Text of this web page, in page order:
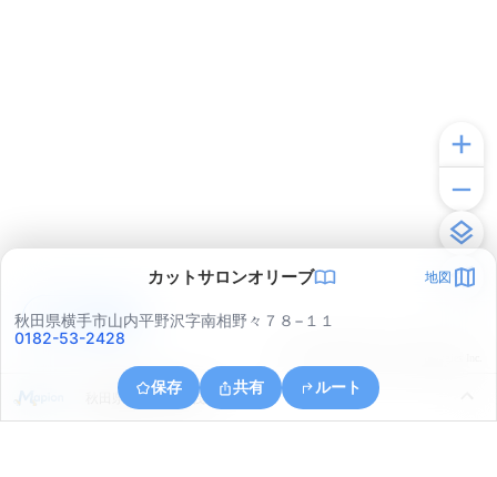
カットサロンオリーブ 地図
秋田県横手市山内平野沢字南相野々７８−１１
0182-53-2428
保存 共有 ルート
秋田県横手市山内筏
アプリで見る